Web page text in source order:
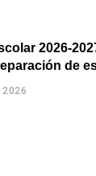
2026-
de
2026